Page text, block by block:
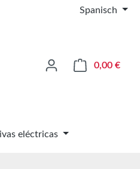
Spanisch
0,00 €El
eléctricas